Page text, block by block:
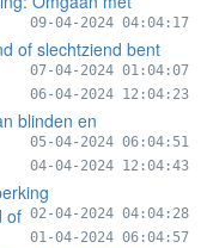
09-04-2024 04:04:17
of slechtziend bent
07-04-2024 01:04:07
06-04-2024 12:04:23
blinden en
05-04-2024 06:04:51
04-04-2024 12:04:43
02-04-2024 04:04:28
of
01-04-2024 06:04:57